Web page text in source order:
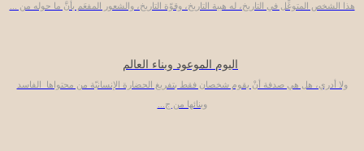
هذا الشخص المتوغِّل في التاريخ، له هيبة التاريخ، وقوّة التاريخ، والشعور المفعَم بأنَّ ما حوله من ...
اليوم الموعود وبناء العالم
ولا أدري، هل هي صدفة أنْ يقوم شخصان فقط بتفريغ الحضارة الإنسانيّة من محتواها الفاسد
وبنائها من ج...